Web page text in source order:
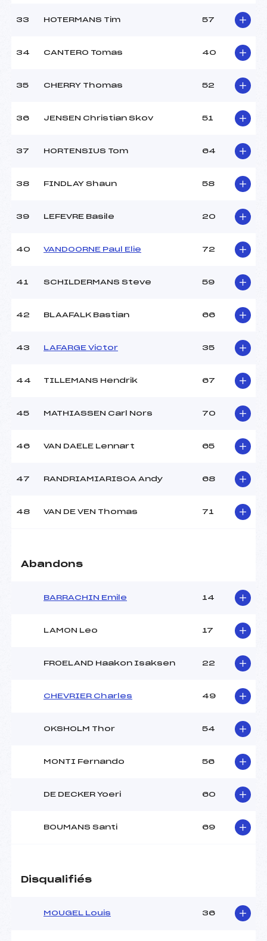
33 HOTERMANS Tim 57
34 CANTERO Tomas 40
35 CHERRY Thomas 52
36 JENSEN Christian Skov 51
37 HORTENSIUS Tom 64
38 FINDLAY Shaun 58
39 LEFEVRE Basile 20
40 VANDOORNE Paul Elie 72
41 SCHILDERMANS Steve 59
42 BLAAFALK Bastian 66
43 LAFARGE Victor 35
44 TILLEMANS Hendrik 67
45 MATHIASSEN Carl Nors 70
46 VAN DAELE Lennart 65
47 RANDRIAMIARISOA Andy 68
48 VAN DE VEN Thomas 71
Abandons
BARRACHIN Emile 14
LAMON Leo 17
FROELAND Haakon Isaksen 22
CHEVRIER Charles 49
OKSHOLM Thor 54
MONTI Fernando 56
DE DECKER Yoeri 60
BOUMANS Santi 69
Disqualifiés
MOUGEL Louis 36